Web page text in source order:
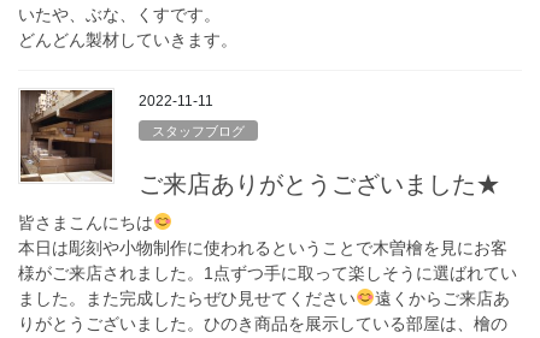
いたや、ぶな、くすです。
どんどん製材していきます。
2022-11-11
スタッフブログ
ご来店ありがとうございました★
皆さまこんにちは
本日は彫刻や小物制作に使われるということで木曽檜を見にお客
様がご来店されました。1点ずつ手に取って楽しそうに選ばれてい
ました。また完成したらぜひ見せてください
遠くからご来店あ
りがとうございました。ひのき商品を展示している部屋は、檜の